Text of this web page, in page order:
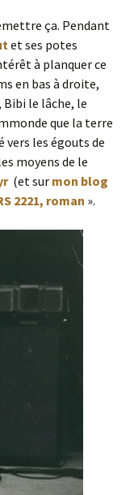
ça. Pendant
et ses potes
à planquer ce
en bas à droite,
le lâche, le
que la terre
vers les égouts de
moyens de le
(et sur mon blog
2221, roman ».